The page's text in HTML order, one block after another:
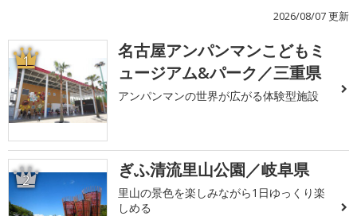
2026/08/07 更新
1
名古屋アンパンマンこどもミ
ュージアム&パーク／三重県
アンパンマンの世界が広がる体験型施設
2 ぎふ清流里山公園／岐阜県
里山の景色を楽しみながら1日ゆっくり楽
しめる